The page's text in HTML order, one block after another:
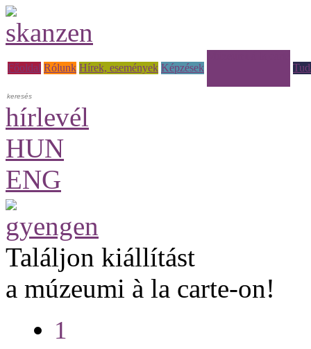
Főoldal Rólunk Hírek, események Képzések
hírlevél
HUN
ENG
Találjon kiállítást
a múzeumi à la carte-on!
1